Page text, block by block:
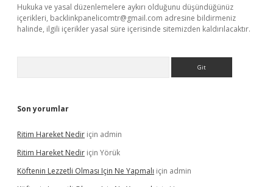
Hukuka ve yasal düzenlemelere aykırı olduğunu düşündüğünüz
içerikleri, backlinkpanelicomtr@gmail.com adresine bildirmeniz
halinde, ilgili içerikler yasal süre içerisinde sitemizden kaldırılacaktır.
Son yorumlar
Ritim Hareket Nedir için admin
Ritim Hareket Nedir için Yörük
Köftenin Lezzetli Olması Için Ne Yapmalı için admin